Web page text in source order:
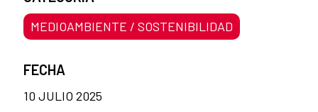
MEDIOAMBIENTE / SOSTENIBILIDAD
FECHA
10 JULIO 2025